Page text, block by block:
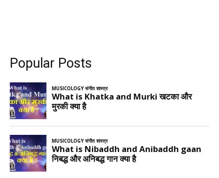
Popular Posts